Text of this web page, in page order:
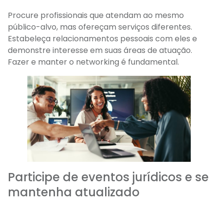
Procure profissionais que atendam ao mesmo
público-alvo, mas ofereçam serviços diferentes.
Estabeleça relacionamentos pessoais com eles e
demonstre interesse em suas áreas de atuação.
Fazer e manter o networking é fundamental.
Participe de eventos jurídicos e se
mantenha atualizado